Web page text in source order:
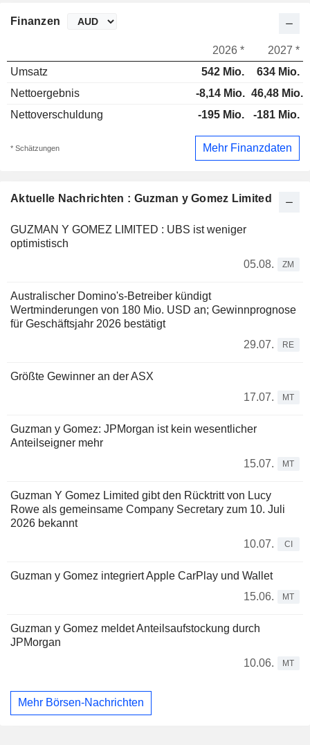
Aktuelle Nachrichten : Guzman y Gomez Limited
GUZMAN Y GOMEZ LIMITED : UBS ist weniger
optimistisch
05.08.
ZM
Australischer Domino's-Betreiber kündigt
Wertminderungen von 180 Mio. USD an; Gewinnprognose
für Geschäftsjahr 2026 bestätigt
29.07.
RE
Größte Gewinner an der ASX
17.07.
MT
Guzman y Gomez: JPMorgan ist kein wesentlicher
Anteilseigner mehr
15.07.
MT
Guzman Y Gomez Limited gibt den Rücktritt von Lucy
Rowe als gemeinsame Company Secretary zum 10. Juli
2026 bekannt
10.07.
CI
Guzman y Gomez integriert Apple CarPlay und Wallet
15.06.
MT
Guzman y Gomez meldet Anteilsaufstockung durch
JPMorgan
10.06.
MT
Mehr Börsen-Nachrichten
Finanzen
2026 *
2027 *
Umsatz
542 Mio.
634 Mio.
Nettoergebnis
-8,14 Mio. 46,48 Mio.
Nettoverschuldung
-195 Mio. -181 Mio.
* Schätzungen Mehr Finanzdaten